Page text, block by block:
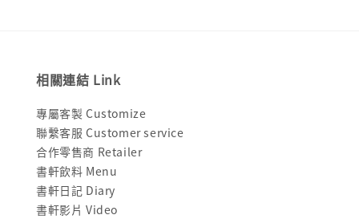
相關連結 Link
專屬客製 Customize
聯繫客服 Customer service
合作零售商 Retailer
書軒飲料 Menu
書軒日記 Diary
書軒影片 Video